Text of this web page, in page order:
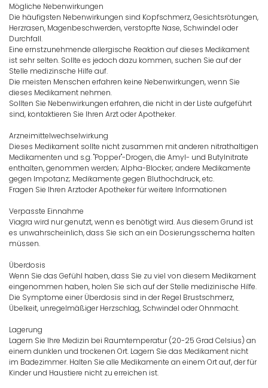
Mögliche Nebenwirkungen
Die häufigsten Nebenwirkungen sind Kopfschmerz, Gesichtsrötungen,
Herzrasen, Magenbeschwerden, verstopfte Nase, Schwindel oder
Durchfall.
Eine ernstzunehmende allergische Reaktion auf dieses Medikament
ist sehr selten. Sollte es jedoch dazu kommen, suchen Sie auf der
Stelle medizinsche Hilfe auf.
Die meisten Menschen erfahren keine Nebenwirkungen, wenn Sie
dieses Medikament nehmen.
Sollten Sie Nebenwirkungen erfahren, die nicht in der Liste aufgeführt
sind, kontaktieren Sie Ihren Arzt oder Apotheker.
Arzneimittelwechselwirkung
Dieses Medikament sollte nicht zusammen mit anderen nitrathaltigen
Medikamenten und s.g. "Popper"-Drogen, die Amyl- und Butylnitrate
enthalten, genommen werden; Alpha-Blocker; andere Medikamente
gegen Impotanz; Medikamente gegen Bluthochdruck, etc.
Fragen Sie Ihren Arztoder Apotheker für weitere Informationen
Verpasste Einnahme
Viagra wird nur genutzt, wenn es benötigt wird. Aus diesem Grund ist
es unwahrscheinlich, dass Sie sich an ein Dosierungsschema halten
müssen.
Überdosis
Wenn Sie das Gefühl haben, dass Sie zu viel von diesem Medikament
eingenommen haben, holen Sie sich auf der Stelle medizinische Hilfe.
Die Symptome einer Überdosis sind in der Regel Brustschmerz,
Übelkeit, unregelmäßiger Herzschlag, Schwindel oder Ohnmacht.
Lagerung
Lagern Sie Ihre Medizin bei Raumtemperatur (20-25 Grad Celsius) an
einem dunklen und trockenen Ort. Lagern Sie das Medikament nicht
im Badezimmer. Halten Sie alle Medikamente an einem Ort auf, der für
Kinder und Haustiere nicht zu erreichen ist.